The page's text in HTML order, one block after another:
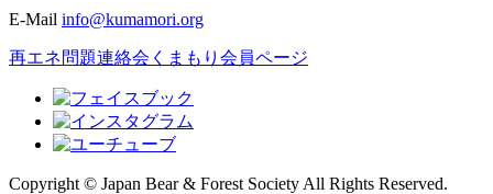
E-Mail info@kumamori.org
再エネ問題連絡会 くまもり会員ページ
Copyright © Japan Bear & Forest Society All Rights Reserved.